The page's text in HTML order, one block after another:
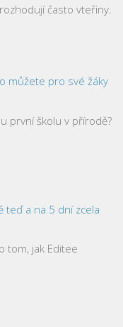
často vteřiny.
můžete pro své žáky
první školu v přírodě?
teď a na 5 dní zcela
tom, jak Editee